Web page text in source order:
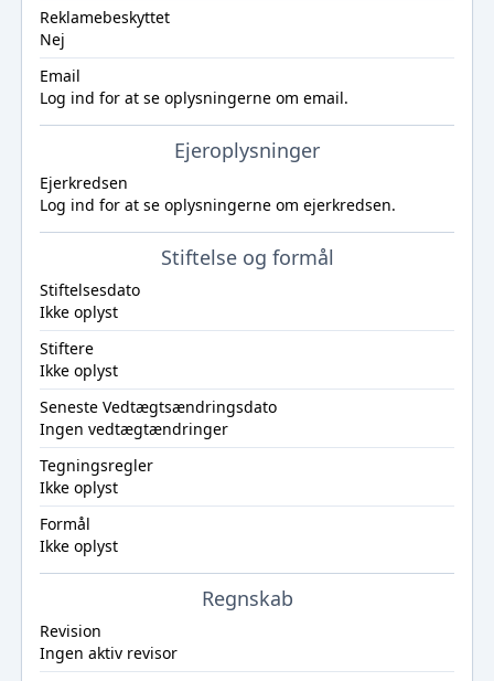
Reklamebeskyttet
Nej
Email
Log ind for at se oplysningerne om email.
Ejeroplysninger
Ejerkredsen
Log ind for at se oplysningerne om ejerkredsen.
Stiftelse og formål
Stiftelsesdato
Ikke oplyst
Stiftere
Ikke oplyst
Seneste Vedtægtsændringsdato
Ingen vedtægtændringer
Tegningsregler
Ikke oplyst
Formål
Ikke oplyst
Regnskab
Revision
Ingen aktiv revisor